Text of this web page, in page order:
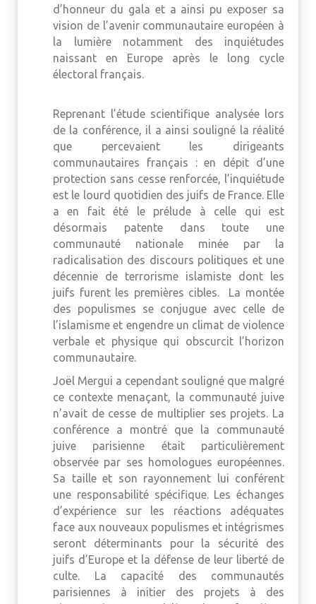
d’honneur du gala et a ainsi pu exposer sa
vision de l’avenir communautaire européen à
la lumière notamment des inquiétudes
naissant en Europe après le long cycle
électoral français.
Reprenant l’étude scientifique analysée lors
de la conférence, il a ainsi souligné la réalité
que percevaient les dirigeants
communautaires français : en dépit d’une
protection sans cesse renforcée, l’inquiétude
est le lourd quotidien des juifs de France. Elle
a en fait été le prélude à celle qui est
désormais patente dans toute une
communauté nationale minée par la
radicalisation des discours politiques et une
décennie de terrorisme islamiste dont les
juifs furent les premières cibles. La montée
des populismes se conjugue avec celle de
l’islamisme et engendre un climat de violence
verbale et physique qui obscurcit l’horizon
communautaire.
Joël Mergui a cependant souligné que malgré
ce contexte menaçant, la communauté juive
n’avait de cesse de multiplier ses projets. La
conférence a montré que la communauté
juive parisienne était particulièrement
observée par ses homologues européennes.
Sa taille et son rayonnement lui conférent
une responsabilité spécifique. Les échanges
d’expérience sur les réactions adéquates
face aux nouveaux populismes et intégrismes
seront déterminants pour la sécurité des
juifs d’Europe et la défense de leur liberté de
culte. La capacité des communautés
parisiennes à initier des projets à des